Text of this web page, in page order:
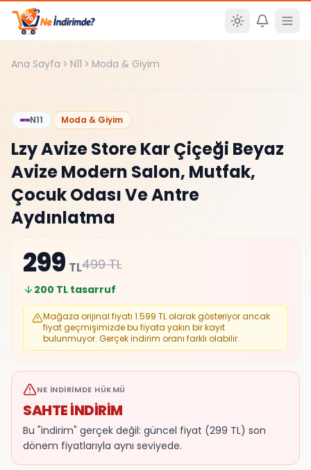
Ana içeriğe atla
Ana Sayfa N11 Moda & Giyim
%81
N11 Moda & Giyim
Lzy Avize Store Kar Çiçeği Beyaz
Avize Modern Salon, Mutfak,
Çocuk Odası Ve Antre
Aydınlatma
299 TL499TL
200 TL tasarruf
Mağaza orijinal fiyatı 1.599 TL olarak gösteriyor ancak
fiyat geçmişimizde bu fiyata yakın bir kayıt
bulunmuyor. Gerçek indirim oranı farklı olabilir.
NE İNDIRIMDE HÜKMÜ
SAHTE İNDİRİM
Bu "indirim" gerçek değil: güncel fiyat (299 TL) son
dönem fiyatlarıyla aynı seviyede.